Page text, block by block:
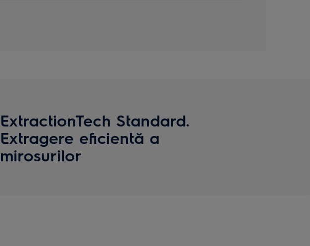
ExtractionTech Standard.
Extragere eficientă a
mirosurilor